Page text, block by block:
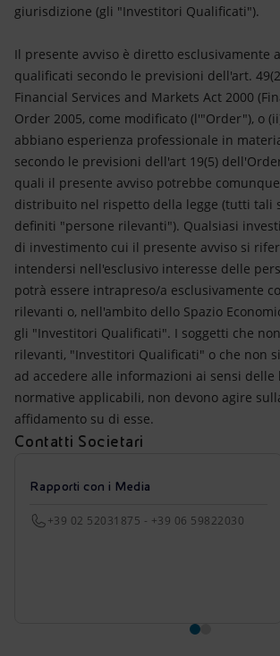
giurisdizione (gli "Investitori Qualificati").
Il presente avviso è diretto esclusivamente
qualificati secondo le previsioni dell'art.
Financial Services and Markets Act 2000
Order 2005, come modificato (l'"Order"), o
abbiano esperienza professionale in
secondo le previsioni dell'art 19(5)
quali il presente avviso potrebbe
distribuito nel rispetto della legge (tutti tali
definiti "persone rilevanti"). Qualsiasi
di investimento cui il presente avviso si
intendersi nell'esclusivo interesse delle
potrà essere intrapreso/a esclusivamente
rilevanti o, nell'ambito dello Spazio
gli "Investitori Qualificati". I soggetti che
rilevanti, "Investitori Qualificati" o che non
ad accedere alle informazioni ai sensi delle
normative applicabili, non devono agire
affidamento su di esse.
Contatti Societari
Rapporti con i Media
+39 02 52031875 - +39 06 59822030